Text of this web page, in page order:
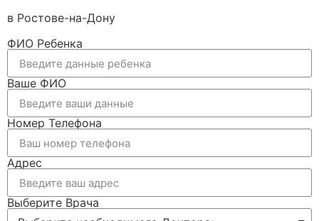
в Ростове-на-Дону
ФИО Ребенка
Ваше ФИО
Номер Телефона
Адрес
Выберите Врача